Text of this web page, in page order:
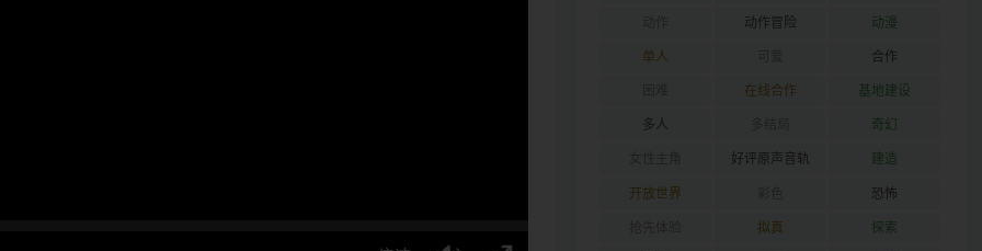
动作冒险 动漫
单人 合作
在线合作 基地建设
多人 奇幻
好评原声音轨 建造
开放世界 恐怖
拟真 探索